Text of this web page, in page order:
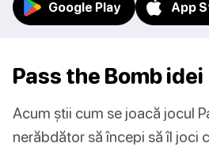
Google Play App
Pass the Bomb idei
Acum știi cum se joacă jocul
nerăbdător să începi să îl joci